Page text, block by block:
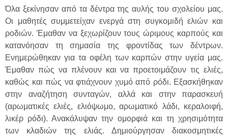
Όλα ξεκίνησαν από τα δέντρα της αυλής του σχολείου μας.
Οι μαθητές συμμετείχαν ενεργά στη συγκομιδή ελιών και
ροδιών. Έμαθαν να ξεχωρίζουν τους ώριμους καρπούς και
κατανόησαν τη σημασία της φροντίδας των δέντρων.
Ενημερώθηκαν για τα οφέλη των καρπών στην υγεία μας.
Έμαθαν πώς να πλένουν και να προετοιμάζουν τις ελιές,
καθώς και πώς να φτιάχνουν χυμό από ρόδι. Εξασκήθηκαν
στην αναζήτηση συνταγών, αλλά και στην παρασκευή
(αρωματικές ελιές, ελιόψωμο, αρωματικό λάδι, κεραλοιφή,
λικέρ ρόδι). Ανακάλυψαν την ομορφιά και τη χρησιμότητα
των κλαδιών της ελιάς. Δημιούργησαν διακοσμητικές